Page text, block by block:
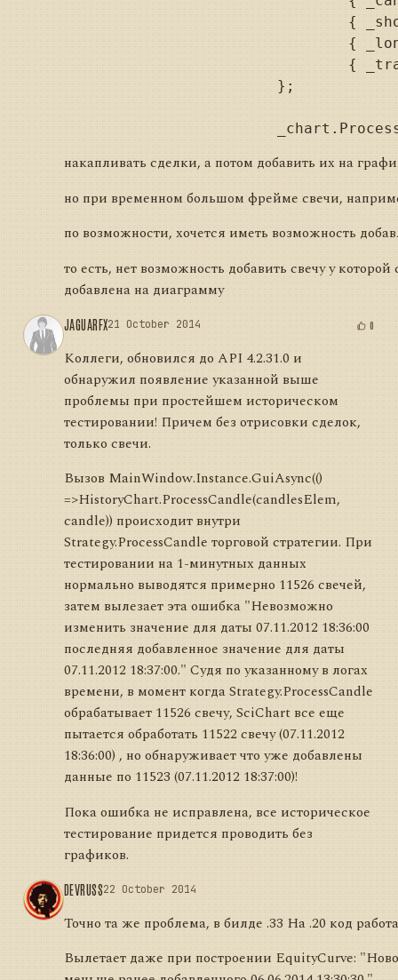
накапливать сделки, а потом добавить их на
но при временном большом фрейме свечи,
по возможности, хочется иметь возможность
то есть, нет возможность добавить свечу у
добавлена на диаграмму
JAGUARFX21 October 2014 0
Коллеги, обновился до API 4.2.31.0 и
обнаружил появление указанной выше
проблемы при простейшем историческом
тестировании! Причем без отрисовки сделок,
только свечи.
Вызов MainWindow.Instance.GuiAsync(()
=>HistoryChart.ProcessCandle(candlesElem,
candle)) происходит внутри
Strategy.ProcessCandle торговой стратегии. При
тестировании на 1-минутных данных
нормально выводятся примерно 11526 свечей,
затем вылезает эта ошибка "Невозможно
изменить значение для даты 07.11.2012 18:36:00
последняя добавленное значение для даты
07.11.2012 18:37:00." Судя по указанному в логах
времени, в момент когда Strategy.ProcessCandle
обрабатывает 11526 свечу, SciChart все еще
пытается обработать 11522 свечу (07.11.2012
18:36:00) , но обнаруживает что уже добавлены
данные по 11523 (07.11.2012 18:37:00)!
Пока ошибка не исправлена, все историческое
тестирование придется проводить без
графиков.
DEVRUSS22 October 2014
Точно та же проблема, в билде .33 На .20 код
Вылетает даже при построении EquityCurve: